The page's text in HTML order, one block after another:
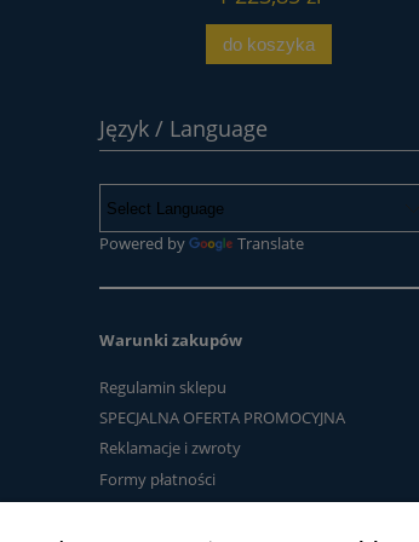
do koszyka
Język / Language
Powered by Translate
Warunki zakupów
Regulamin sklepu
SPECJALNA OFERTA PROMOCYJNA
Reklamacje i zwroty
Formy płatności
Czas i koszty dostawy